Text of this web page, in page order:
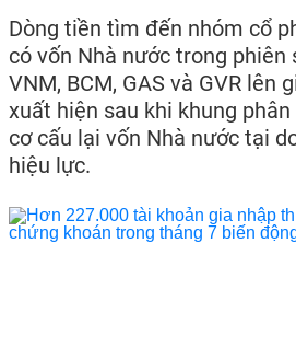
Dòng tiền tìm đến nhóm cổ
có vốn Nhà nước trong phiên
VNM, BCM, GAS và GVR lên
xuất hiện sau khi khung
cơ cấu lại vốn Nhà nước tại
hiệu lực.